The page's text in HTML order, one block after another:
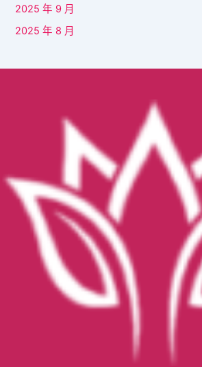
2025 年 9 月
2025 年 8 月